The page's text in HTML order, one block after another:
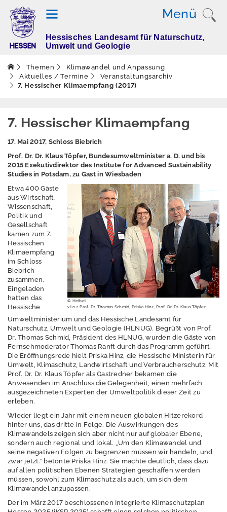
Menü
T
e
m
e
Altlasten
Boden
Dürre
Elektromagnetisch
e Felder / Licht
Erschütterungen
Geografische
Informationssystem
e
Geologie
Klimawandel und
Anpassung
Aktuelles /
Termine
Veranstaltungsarchi
v
Klimaportal Hessen
Folgen des
Hessisches Landesamt für Naturschutz,
Umwelt und Geologie
Themen
Klimawandel und Anpassung
Aktuelles / Termine
Veranstaltungsarchiv
7. Hessischer Klimaempfang (2017)
7. Hessischer Klimaempfang
17. Mai 2017, Schloss Biebrich
Prof. Dr. Dr. Klaus Töpfer, Bundesumweltminister a. D. und bis
2015 Exekutivdirektor des Institute for Advanced Sustainability
Studies in Potsdam, zu Gast in Wiesbaden
© Heibel
v.l.n.r. Prof. Dr. Thomas Schmid, Priska Hinz, Prof. Dr. Dr. Klaus Töpfer
Etwa 400 Gäste
aus Wirtschaft,
Wissenschaft,
Politik und
Gesellschaft
kamen zum 7.
Hessischen
Klimaempfang
im Schloss
Biebrich
zusammen.
Eingeladen
hatten das
Hessische
Umweltministerium und das Hessische Landesamt für
Naturschutz, Umwelt und Geologie (HLNUG). Begrüßt von Prof.
Dr. Thomas Schmid, Präsident des HLNUG, wurden die Gäste von
Fernsehmoderator Thomas Ranft durch das Programm geführt.
Die Eröffnungsrede hielt Priska Hinz, die Hessische Ministerin für
Umwelt, Klimaschutz, Landwirtschaft und Verbraucherschutz. Mit
Prof. Dr. Dr. Klaus Töpfer als Gastredner bekamen die
Anwesenden im Anschluss die Gelegenheit, einen mehrfach
ausgezeichneten Experten der Umweltpolitik dieser Zeit zu
erleben.
Wieder liegt ein Jahr mit einem neuen globalen Hitzerekord
hinter uns, das dritte in Folge. Die Auswirkungen des
Klimawandels zeigen sich aber nicht nur auf globaler Ebene,
sondern auch regional und lokal. „Um den Klimawandel und
seine negativen Folgen zu begrenzen müssen wir handeln, und
zwar jetzt.“ betonte Priska Hinz. Sie machte deutlich, dass dazu
auf allen politischen Ebenen Strategien geschaffen werden
müssen, sowohl zum Klimaschutz als auch, um sich dem
Klimawandel anzupassen.
Der im März 2017 beschlossenen Integrierte Klimaschutzplan